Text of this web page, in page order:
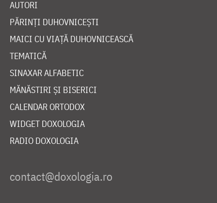
AUTORI
PĂRINȚI DUHOVNICEȘTI
MAICI CU VIAȚĂ DUHOVNICEASCĂ
TEMATICĂ
SINAXAR ALFABETIC
MĂNĂSTIRI ȘI BISERICI
CALENDAR ORTODOX
WIDGET DOXOLOGIA
RADIO DOXOLOGIA